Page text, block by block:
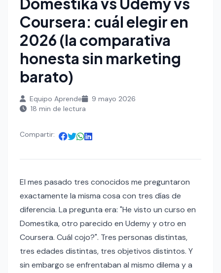
Coursera: cuál elegir en
2026 (la comparativa
honesta sin marketing
barato)
Equipo Aprende
9 mayo 2026
18 min de lectura
Compartir:
El mes pasado tres conocidos me preguntaron
exactamente la misma cosa con tres días de
diferencia. La pregunta era: "He visto un curso en
Domestika, otro parecido en Udemy y otro en
Coursera. Cuál cojo?". Tres personas distintas,
tres edades distintas, tres objetivos distintos. Y
sin embargo se enfrentaban al mismo dilema y a